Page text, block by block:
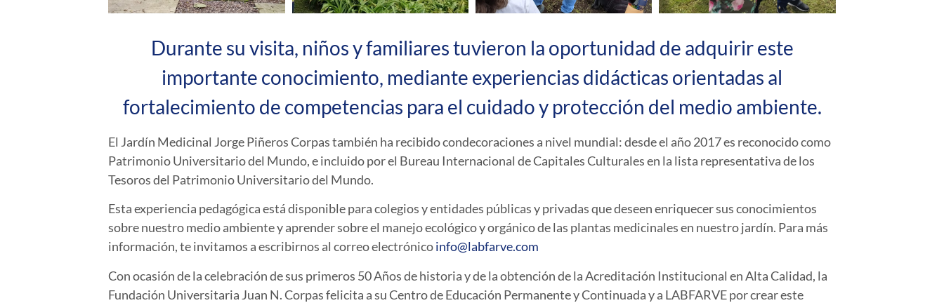
Durante su visita, niños y familiares tuvieron la oportunidad de adquirir este
importante conocimiento, mediante experiencias didácticas orientadas al
fortalecimiento de competencias para el cuidado y protección del medio ambiente.
El Jardín Medicinal Jorge Piñeros Corpas también ha recibido condecoraciones a nivel mundial: desde el año 2017 es reconocido como
Patrimonio Universitario del Mundo, e incluido por el Bureau Internacional de Capitales Culturales en la lista representativa de los
Tesoros del Patrimonio Universitario del Mundo.
Esta experiencia pedagógica está disponible para colegios y entidades públicas y privadas que deseen enriquecer sus conocimientos
sobre nuestro medio ambiente y aprender sobre el manejo ecológico y orgánico de las plantas medicinales en nuestro jardín. Para más
información, te invitamos a escribirnos al correo electrónicoinfo@labfarve.com
Con ocasión de la celebración de sus primeros 50 Años de historia y de la obtención de la Acreditación Institucional en Alta Calidad, la
Fundación Universitaria Juan N. Corpas felicita a su Centro de Educación Permanente y Continuada y a LABFARVE por crear este